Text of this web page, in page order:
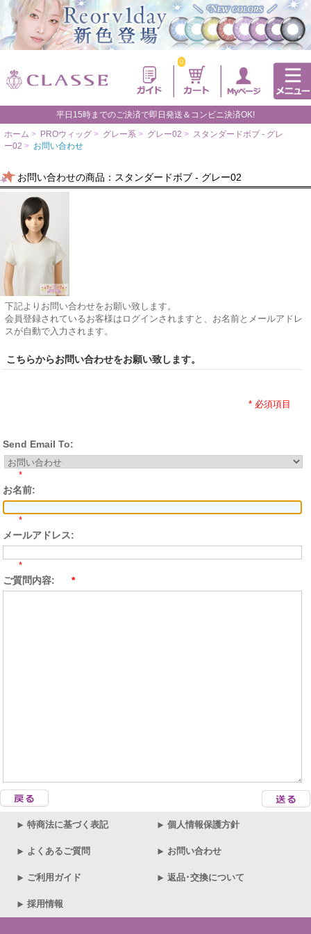
0
平日15時までのご決済で即日発送＆コンビニ決済OK!
ホーム > PROウィッグ > グレー系 > グレー02 > スタンダードボブ - グレ
ー02 > お問い合わせ
お問い合わせの商品：スタンダードボブ - グレー02
下記よりお問い合わせをお願い致します。
会員登録されているお客様はログインされますと、お名前とメールアドレ
スが自動で入力されます。
こちらからお問い合わせをお願い致します。
* 必須項目
Send Email To:
*
お名前:
*
メールアドレス:
*
ご質問内容: *
特商法に基づく表記 個人情報保護方針
よくあるご質問 お問い合わせ
ご利用ガイド 返品･交換について
採用情報